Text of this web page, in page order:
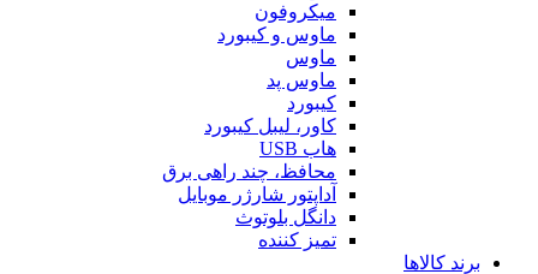
میکروفون
ماوس و کیبورد
ماوس
ماوس پد
کیبورد
کاور، لیبل کیبورد
هاب USB
محافظ، چند راهی برق
آداپتور شارژر موبایل
دانگل بلوتوث
تمیز کننده
برند کالاها